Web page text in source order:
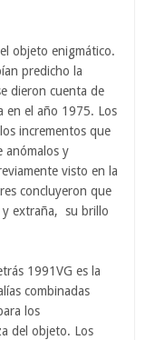
objeto enigmático.
predicho la
dieron cuenta de
en el año 1975. Los
incrementos que
anómalos y
visto en la
concluyeron que
extraña, su brillo
1991VG es la
combinadas
los
del objeto. Los